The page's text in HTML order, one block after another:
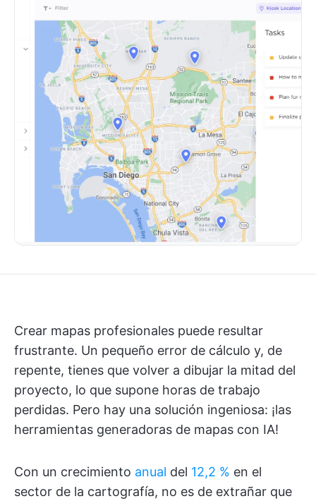
Crear mapas profesionales puede resultar
frustrante. Un pequeño error de cálculo y, de
repente, tienes que volver a dibujar la mitad del
proyecto, lo que supone horas de trabajo
perdidas. Pero hay una solución ingeniosa: ¡las
herramientas generadoras de mapas con IA!
Con un crecimiento anual del 12,2 % en el
sector de la cartografía, no es de extrañar que